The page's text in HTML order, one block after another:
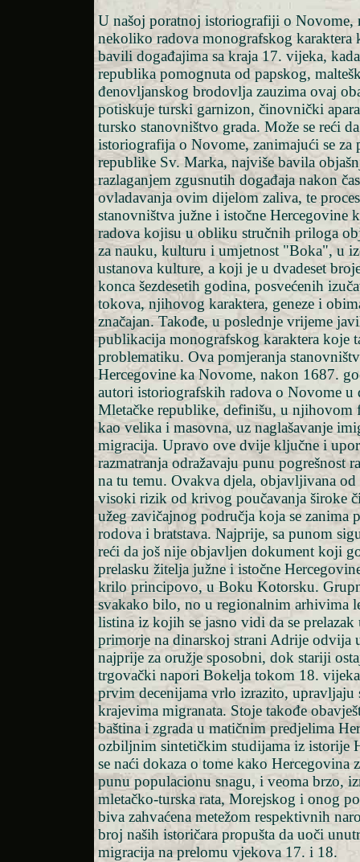
U našoj poratnoj istoriografiji o Novome,
nekoliko radova monografskog karaktera
bavili događajima sa kraja 17. vijeka,
republika pomognuta od papskog,
đenovljanskog brodovlja zauzima ovaj
potiskuje turski garnizon, činovnički
tursko stanovništvo grada. Može se reći da
istoriografija o Novome, zanimajući se za
republike Sv. Marka, najviše bavila
razlaganjem zgusnutih događaja nakon
ovladavanja ovim dijelom zaliva, te
stanovništva južne i istočne Hercegovine
radova kojisu u obliku stručnih priloga
za nauku, kulturu i umjetnost "Boka", u
ustanova kulture, a koji je u dvadeset
konca šezdesetih godina, posvećenih
tokova, njihovog karaktera, geneze i
značajan. Takođe, u poslednje vrijeme
publikacija monografskog karaktera koje
problematiku. Ova pomjeranja
Hercegovine ka Novome, nakon 1687.
autori istoriografskih radova o Novome u
Mletačke republike, definišu, u
kao velika i masovna, uz naglašavanje
migracija. Upravo ove dvije ključne i
razmatranja odražavaju punu pogrešnost
na tu temu. Ovakva djela, objavljivana od
visoki rizik od krivog poučavanja široke
užeg zavičajnog područja koja se
rodova i bratstava. Najprije, sa punom
reći da još nije objavljen dokument koji
prelasku žitelja južne i istočne
krilo principovo, u Boku Kotorsku.
svakako bilo, no u regionalnim arhivima
listina iz kojih se jasno vidi da se prelazak
primorje na dinarskoj strani Adrije odvija
najprije za oružje sposobni, dok stariji
trgovački napori Bokelja tokom 18.
prvim decenijama vrlo izrazito, upravljaju
krajevima migranata. Stoje takođe
baština i zgrada u matičnim predjelima
ozbiljnim sintetičkim studijama iz istorije
se naći dokaza o tome kako Hercegovina
punu populacionu snagu, i veoma brzo,
mletačko-turska rata, Morejskog i onog
biva zahvaćena metežom respektivnih
broj naših istoričara propušta da uoči
migracija na prelomu vjekova 17. i 18.